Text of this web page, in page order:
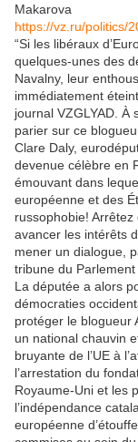
Makarova
https://vz.ru/politics/
“Si les libéraux
quelques-unes des
Navalny, leur
immédiatement
journal VZGLYAD. À
parier sur ce
Clare Daly,
devenue célèbre en
émouvant dans
européenne et des
russophobie! Arrêtez
avancer les intérêts
mener un dialogue,
tribune du Parlement
La députée a alors
démocraties
protéger le blogueur
un national chauvin
bruyante de l’UE à
l’arrestation du
Royaume-Uni et les
l’indépendance
européenne